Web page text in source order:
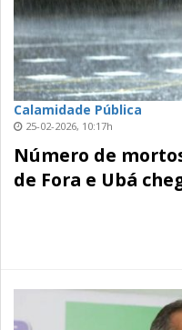
Calamidade Pública
25-02-2026, 10:17h
Número de
de Fora e Ubá